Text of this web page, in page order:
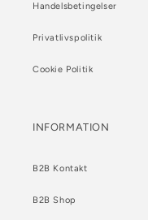
Handelsbetingelser
Privatlivspolitik
Cookie Politik
INFORMATION
B2B Kontakt
B2B Shop